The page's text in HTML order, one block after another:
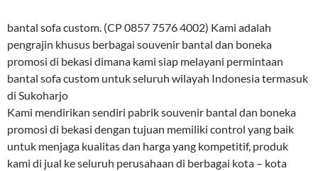
bantal sofa custom. (CP 0857 7576 4002) Kami adalah
pengrajin khusus berbagai souvenir bantal dan boneka
promosi di bekasi dimana kami siap melayani permintaan
bantal sofa custom untuk seluruh wilayah Indonesia termasuk
di Sukoharjo
Kami mendirikan sendiri pabrik souvenir bantal dan boneka
promosi di bekasi dengan tujuan memiliki control yang baik
untuk menjaga kualitas dan harga yang kompetitif, produk
kami di jual ke seluruh perusahaan di berbagai kota – kota